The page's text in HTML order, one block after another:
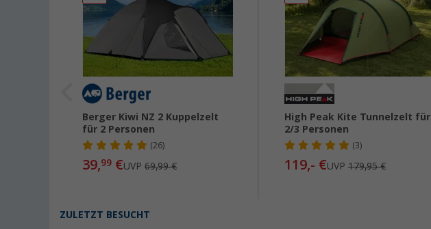
Berger Kiwi NZ 2 Kuppelzelt
für 2 Personen
(26)
39,99 €UVP69,99 €
High Peak Kite Tunnelzelt für
2/3 Personen
(3)
119,- €UVP 179,95 €
ZULETZT BESUCHT